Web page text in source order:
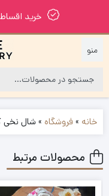
خرید
خانه »فروشگاه »شال نخی کد
محصولات مرتبط